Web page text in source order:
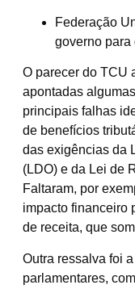
Federação
governo para
O parecer do TCU
apontadas
principais falhas
de benefícios
das exigências da
(LDO) e da Lei de
Faltaram, por
impacto financeiro
de receita, que
Outra ressalva foi
parlamentares,